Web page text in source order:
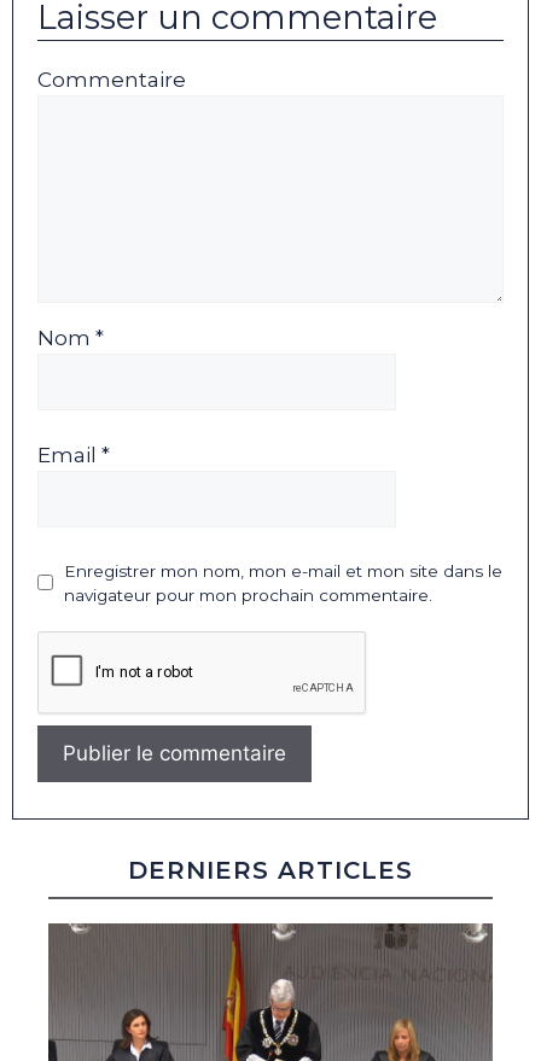
Laisser un commentaire
Commentaire
Nom *
Email *
Enregistrer mon nom, mon e-mail et mon site dans le
navigateur pour mon prochain commentaire.
DERNIERS ARTICLES